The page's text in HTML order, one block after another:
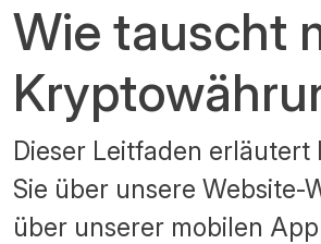
Wie tauscht
Dieser Leitfaden erläutert
Sie über unsere Website-
über unserer mobilen App